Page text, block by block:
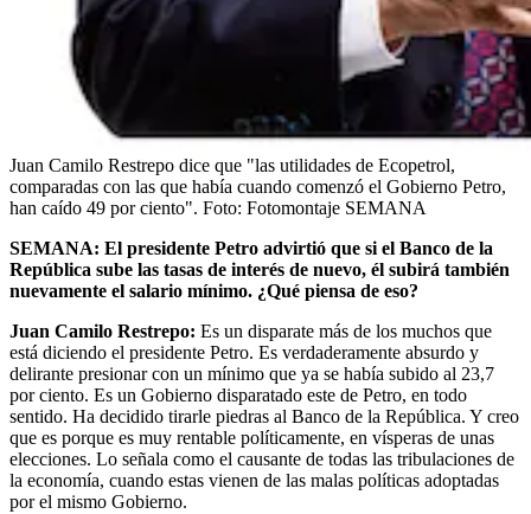
Juan Camilo Restrepo dice que "las utilidades de Ecopetrol,
comparadas con las que había cuando comenzó el Gobierno Petro,
han caído 49 por ciento". Foto: Fotomontaje SEMANA
SEMANA: El presidente Petro advirtió que si el Banco de la
República sube las tasas de interés de nuevo, él subirá también
nuevamente el salario mínimo. ¿Qué piensa de eso?
Juan Camilo Restrepo: Es un disparate más de los muchos que
está diciendo el presidente Petro. Es verdaderamente absurdo y
delirante presionar con un mínimo que ya se había subido al 23,7
por ciento. Es un Gobierno disparatado este de Petro, en todo
sentido. Ha decidido tirarle piedras al Banco de la República. Y creo
que es porque es muy rentable políticamente, en vísperas de unas
elecciones. Lo señala como el causante de todas las tribulaciones de
la economía, cuando estas vienen de las malas políticas adoptadas
por el mismo Gobierno.